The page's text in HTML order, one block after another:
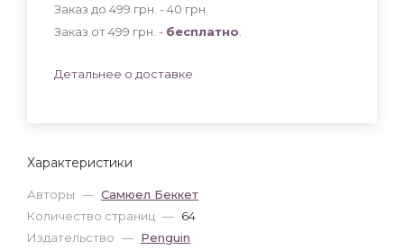
Характеристики
Авторы — Самюел Беккет
Количество страниц — 64
Издательство — Penguin
Заказ до 499 грн. - 40 грн
Заказ от 499 грн. - бесплатно
Детальнее о доставке